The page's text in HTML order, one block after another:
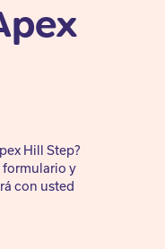
Hill Step?
formulario y
con usted